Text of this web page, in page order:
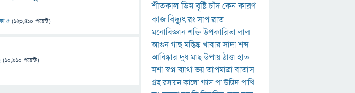
৫ (123,410 পয়েন্ট)
(10,910 পয়েন্ট)
শীতকালডিমবৃষ্টিচাঁদকেনকারণ
কাজবিদ্যুৎরংসাপরাত
মনোবিজ্ঞানশক্তিউপকারিতালাল
আগুনগাছমস্তিষ্কখাবারসাদাশব্দ
আবিষ্কারদুধমাছউপায়ঠাণ্ডাহাত
মশাস্বপ্নব্যাথাভয়তাপমাত্রাবাতাস
গ্রহরসায়নকালোগ্যাসপাউদ্ভিদপাখি